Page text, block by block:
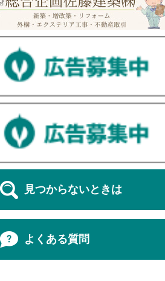
見つからないときは
よくある質問